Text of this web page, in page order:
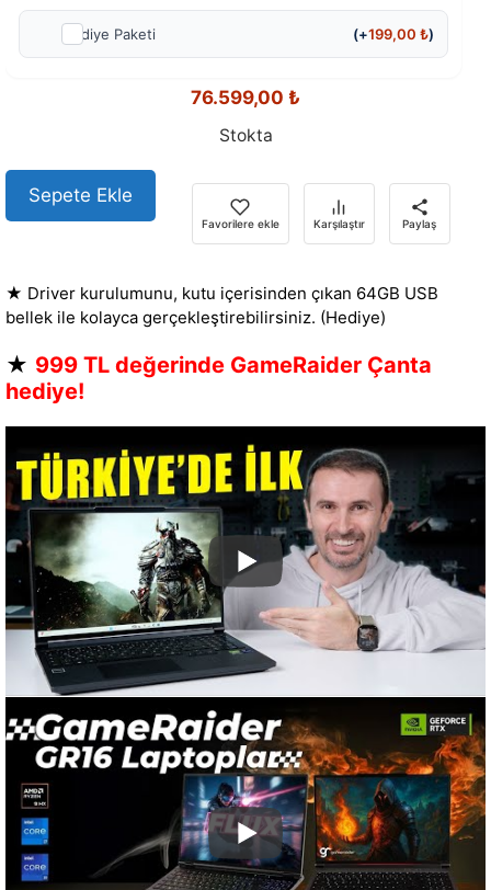
Hediye Paketi (+199,00₺)
76.599,00 ₺
Stokta
Sepete Ekle
Favorilere ekle Karşılaştır Paylaş
★ Driver kurulumunu, kutu içerisinden çıkan 64GB USB
bellek ile kolayca gerçekleştirebilirsiniz. (Hediye)
★ 999 TL değerinde GameRaider Çanta
hediye!